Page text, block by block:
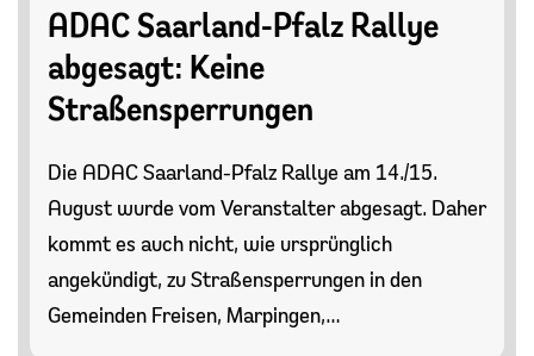
ADAC Saarland-Pfalz Rallye
abgesagt: Keine
Straßensperrungen
Die ADAC Saarland-Pfalz Rallye am 14./15.
August wurde vom Veranstalter abgesagt. Daher
kommt es auch nicht, wie ursprünglich
angekündigt, zu Straßensperrungen in den
Gemeinden Freisen, Marpingen,…